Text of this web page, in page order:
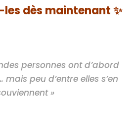
les dès maintenant ✨
personnes ont d’abord
peu d’entre elles s’en
»